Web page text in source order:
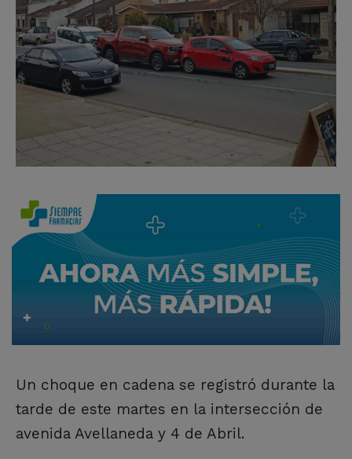
Un choque en cadena se registró durante la
tarde de este martes en la intersección de
avenida Avellaneda y 4 de Abril.